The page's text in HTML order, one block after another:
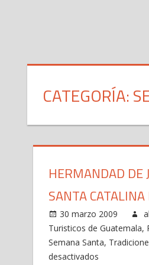
CATEGORÍA:
HERMANDAD DE
SANTA
30 marzo 2009
Turisticos de Guatemala,
Semana Santa,
desactivadosen